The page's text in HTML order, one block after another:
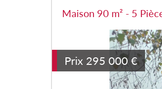
Maison 90 m² - 5
Prix 295 000 €